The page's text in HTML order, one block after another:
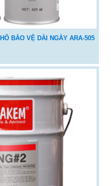
BẢO VỆ DÀI NGÀY ARA-505